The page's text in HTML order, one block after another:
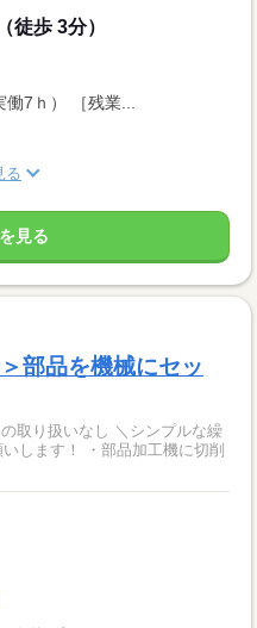
徒歩 3分）
7ｈ） ［残業...
る
見る
部品を機械にセッ
し ＼シンプルな繰
加工機に切削